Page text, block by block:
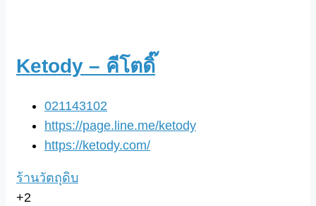
Ketody – คีโตดิ๊
021143102
https://page.line.me/ketody
https://ketody.com/
ร้านวัตถุดิบ
+2